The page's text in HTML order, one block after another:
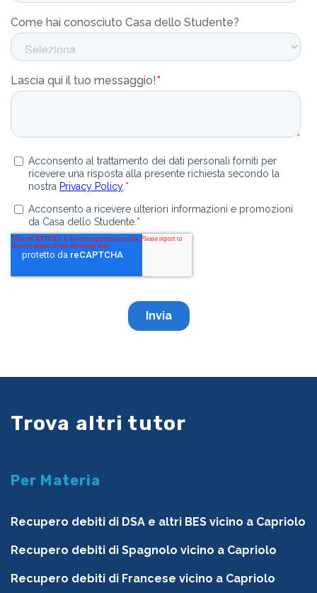
Trova altri tutor
Per Materia
Recupero debiti di DSA e altri BES vicino a Capriolo
Recupero debiti di Spagnolo vicino a Capriolo
Recupero debiti di Francese vicino a Capriolo